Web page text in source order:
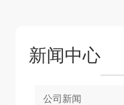
新闻中心
公司新闻